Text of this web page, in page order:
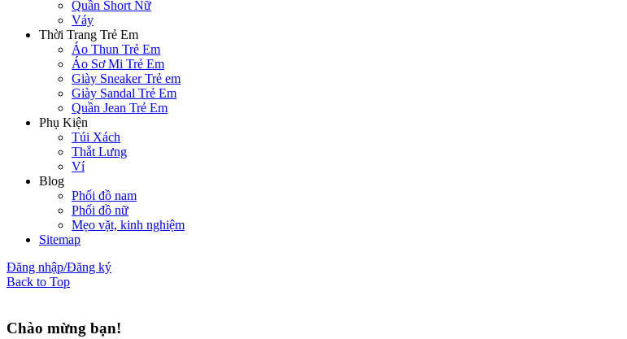
Quần Short Nữ
Váy
Thời Trang Trẻ Em
Áo Thun Trẻ Em
Áo Sơ Mi Trẻ Em
Giày Sneaker Trẻ em
Giày Sandal Trẻ Em
Quần Jean Trẻ Em
Phụ Kiện
Túi Xách
Thắt Lưng
Ví
Blog
Phối đồ nam
Phối đồ nữ
Mẹo vặt, kinh nghiệm
Sitemap
Đăng nhập/Đăng ký
Back to Top
Chào mừng bạn!